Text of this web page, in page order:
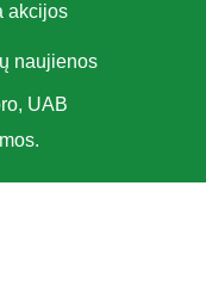
akcijos
naujienos
UAB